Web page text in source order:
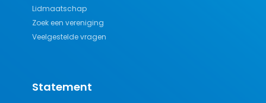
Lidmaatschap
Zoek een vereniging
Veelgestelde vragen
Statement